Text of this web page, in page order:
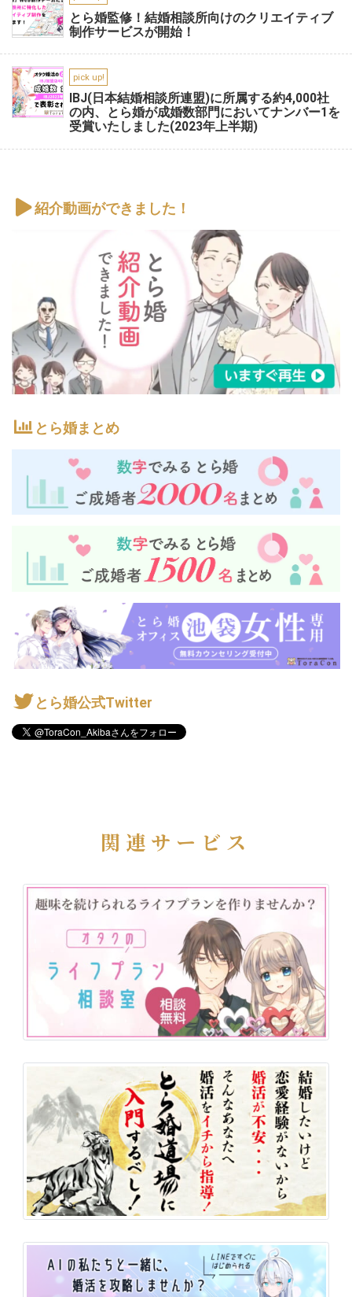
とら婚監修！結婚相談所向けのクリエイティブ
制作サービスが開始！
pick up!
IBJ(日本結婚相談所連盟)に所属する約4,000社
の内、とら婚が成婚数部門においてナンバー1を
受賞いたしました(2023年上半期)
紹介動画ができました！
とら婚まとめ
とら婚公式Twitter
関連サービス